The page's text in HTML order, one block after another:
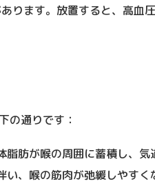
ります。放置すると、高血
の通りです：
脂肪が喉の周囲に蓄積し、気
い、喉の筋肉が弛緩しやすく